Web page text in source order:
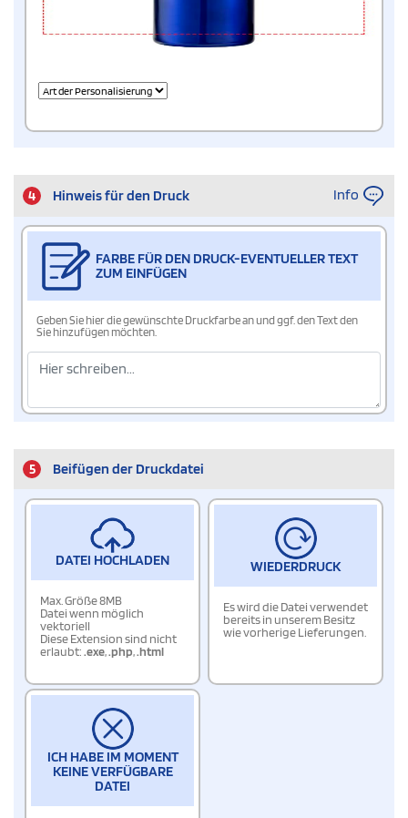
4 Hinweis für den Druck Info
FARBE FÜR DEN DRUCK-EVENTUELLER TEXT
ZUM EINFÜGEN
Geben Sie hier die gewünschte Druckfarbe an und ggf. den Text den
Sie hinzufügen möchten.
5 Beifügen der Druckdatei
DATEI HOCHLADEN
Max. Größe 8MB
Datei wenn möglich
vektoriell
Diese Extension sind nicht
erlaubt:.exe,.php,.html
WIEDERDRUCK
Es wird die Datei verwendet
bereits in unserem Besitz
wie vorherige Lieferungen.
ICH HABE IM MOMENT
KEINE VERFÜGBARE
DATEI